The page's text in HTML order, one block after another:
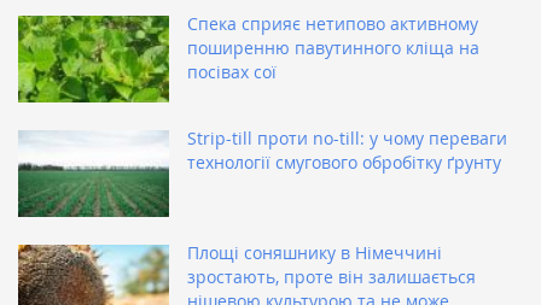
Спека сприяє нетипово активному
поширенню павутинного кліща на
посівах сої
Strip-till проти no-till: у чому переваги
технології смугового обробітку ґрунту
Площі соняшнику в Німеччині
зростають, проте він залишається